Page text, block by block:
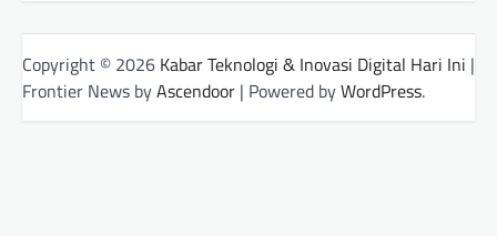
Copyright © 2026 Kabar Teknologi & Inovasi Digital Hari Ini |
Frontier News byAscendoor | Powered byWordPress.